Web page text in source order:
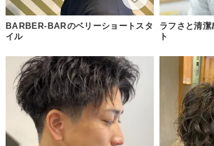
BARBER-BARのベリーショートスタ
イル
ラフさと清
ト